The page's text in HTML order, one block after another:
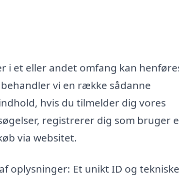
i et eller andet omfang kan
vi en række sådanne
hvis du tilmelder dig vores
registrerer dig som bruger
via websitet.
oplysninger: Et unikt ID og tekniske